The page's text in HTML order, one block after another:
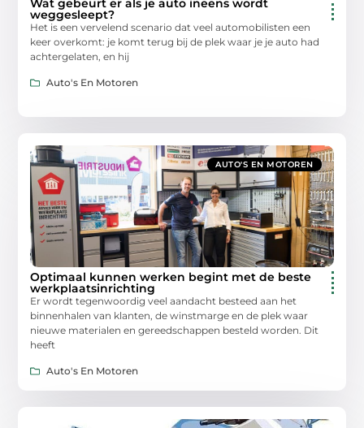
weggesleept?
Het is een vervelend scenario dat veel automobilisten een
keer overkomt: je komt terug bij de plek waar je je auto had
achtergelaten, en hij
Auto's En Motoren
AUTO'S EN MOTOREN
Optimaal kunnen werken begint met de beste
werkplaatsinrichting
Er wordt tegenwoordig veel aandacht besteed aan het
binnenhalen van klanten, de winstmarge en de plek waar
nieuwe materialen en gereedschappen besteld worden. Dit
heeft
Auto's En Motoren